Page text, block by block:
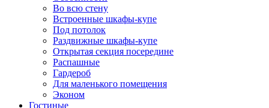
Во всю стену
Встроенные шкафы-купе
Под потолок
Раздвижные шкафы-купе
Открытая секция посередине
Распашные
Гардероб
Для маленького помещения
Эконом
Гостиные